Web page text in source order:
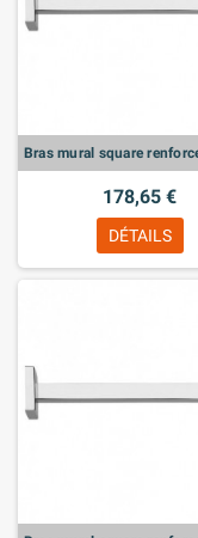
178,65 €
DÉTAILS